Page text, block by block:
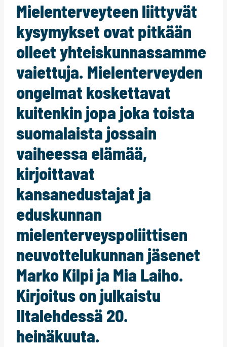
Mielenterveyteen liittyvät
kysymykset ovat pitkään
olleet yhteiskunnassamme
vaiettuja. Mielenterveyden
ongelmat koskettavat
kuitenkin jopa joka toista
suomalaista jossain
vaiheessa elämää,
kirjoittavat
kansanedustajat ja
eduskunnan
mielenterveyspoliittisen
neuvottelukunnan jäsenet
Marko Kilpi ja Mia Laiho.
Kirjoitus on julkaistu
Iltalehdessä 20.
heinäkuuta.